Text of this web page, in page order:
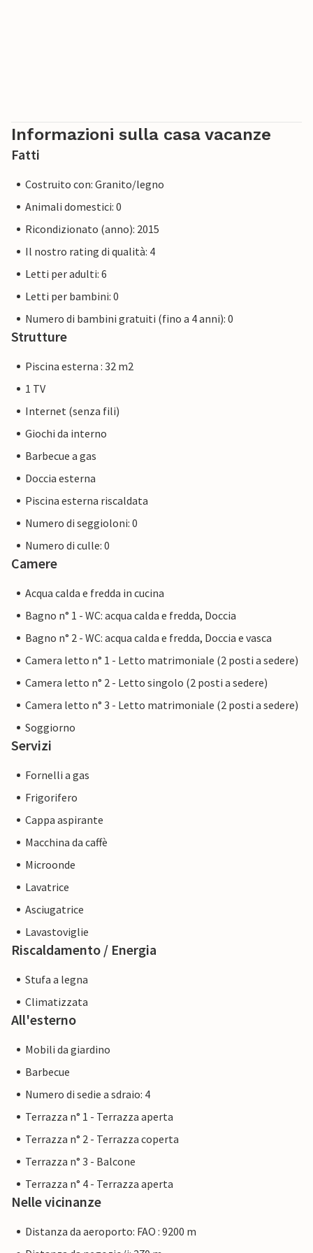
Informazioni sulla casa vacanze
Fatti
Costruito con: Granito/legno
Animali domestici: 0
Ricondizionato (anno): 2015
Il nostro rating di qualità: 4
Letti per adulti: 6
Letti per bambini: 0
Numero di bambini gratuiti (fino a 4 anni): 0
Strutture
Piscina esterna : 32 m2
1 TV
Internet (senza fili)
Giochi da interno
Barbecue a gas
Doccia esterna
Piscina esterna riscaldata
Numero di seggioloni: 0
Numero di culle: 0
Camere
Acqua calda e fredda in cucina
Bagno n° 1 - WC: acqua calda e fredda, Doccia
Bagno n° 2 - WC: acqua calda e fredda, Doccia e vasca
Camera letto n° 1 - Letto matrimoniale (2 posti a sedere)
Camera letto n° 2 - Letto singolo (2 posti a sedere)
Camera letto n° 3 - Letto matrimoniale (2 posti a sedere)
Soggiorno
Servizi
Fornelli a gas
Frigorifero
Cappa aspirante
Macchina da caffè
Microonde
Lavatrice
Asciugatrice
Lavastoviglie
Riscaldamento / Energia
Stufa a legna
Climatizzata
All'esterno
Mobili da giardino
Barbecue
Numero di sedie a sdraio: 4
Terrazza n° 1 - Terrazza aperta
Terrazza n° 2 - Terrazza coperta
Terrazza n° 3 - Balcone
Terrazza n° 4 - Terrazza aperta
Nelle vicinanze
Distanza da aeroporto: FAO : 9200 m